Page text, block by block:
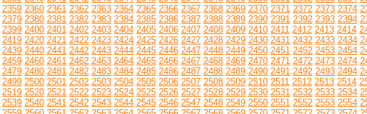
2359 2360 2361 2362 2363 2364 2365 2366 2367 2368 2369 2370 2371 2372 2373 2374
2379 2380 2381 2382 2383 2384 2385 2386 2387 2388 2389 2390 2391 2392 2393 2394
2399 2400 2401 2402 2403 2404 2405 2406 2407 2408 2409 2410 2411 2412 2413 2414
2419 2420 2421 2422 2423 2424 2425 2426 2427 2428 2429 2430 2431 2432 2433 2434
2439 2440 2441 2442 2443 2444 2445 2446 2447 2448 2449 2450 2451 2452 2453 2454
2459 2460 2461 2462 2463 2464 2465 2466 2467 2468 2469 2470 2471 2472 2473 2474
2479 2480 2481 2482 2483 2484 2485 2486 2487 2488 2489 2490 2491 2492 2493 2494
2499 2500 2501 2502 2503 2504 2505 2506 2507 2508 2509 2510 2511 2512 2513 2514
2519 2520 2521 2522 2523 2524 2525 2526 2527 2528 2529 2530 2531 2532 2533 2534
2539 2540 2541 2542 2543 2544 2545 2546 2547 2548 2549 2550 2551 2552 2553 2554